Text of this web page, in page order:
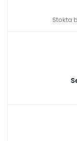
Stokta